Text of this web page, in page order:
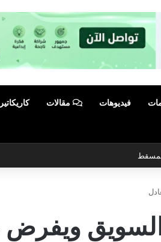
فيديوهات مقالات كاريكاتير
لمسقط
ويفرض